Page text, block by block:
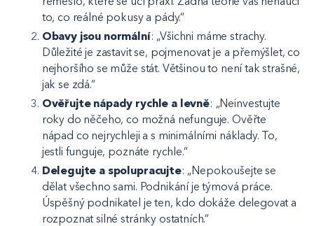
to, co reálné pokusy a pády.“
Obavy jsou normální: „Všichni máme strachy.
Důležité je zastavit se, pojmenovat je a přemýšlet, co
nejhoršího se může stát. Většinou to není tak strašné,
jak se zdá.“
Ověřujte nápady rychle a levně: „Neinvestujte
roky do něčeho, co možná nefunguje. Ověřte
nápad co nejrychleji a s minimálními náklady. To,
jestli funguje, poznáte rychle.“
Delegujte a spolupracujte: „Nepokoušejte se
dělat všechno sami. Podnikání je týmová práce.
Úspěšný podnikatel je ten, kdo dokáže delegovat a
rozpoznat silné stránky ostatních.“